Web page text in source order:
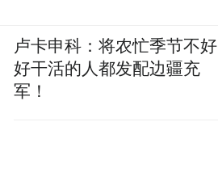
卢卡申科：将农忙季节不好
好干活的人都发配边疆充
军！